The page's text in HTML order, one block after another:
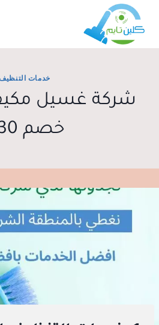
التجاوز
المحتوى
خدمات
شركة غسيل
خصم 30%